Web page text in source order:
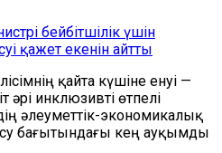
бейбітшілік үшін
қажет екенін айтты
қайта күшіне енуі —
инклюзивті өтпелі
әлеуметтік-экономикалық
бағытындағы кең ауқымды